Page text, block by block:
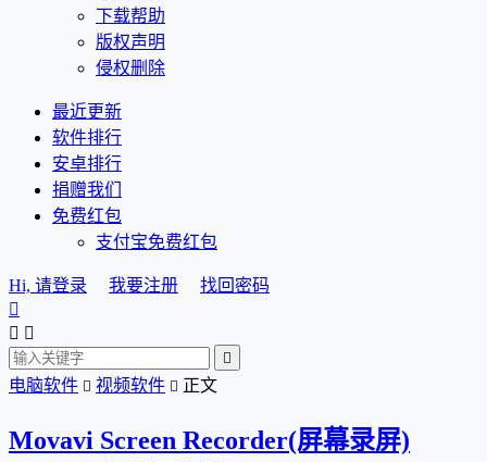
下载帮助
版权声明
侵权删除
最近更新
软件排行
安卓排行
捐赠我们
免费红包
支付宝免费红包
Hi, 请登录 我要注册
找回密码

 

电脑软件  视频软件  正文
Movavi Screen Recorder(屏幕录屏)